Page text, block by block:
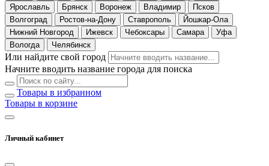
Ярославль
Брянск Воронеж Владимир
Псков
Волгоград
Ростов-на-Дону Ставрополь
Йошкар-Ола
Нижний Новгород
Ижевск Чебоксары Самара
Уфа
Вологда
Челябинск
Или найдите свой город
Начните вводить название города для поиска
Товары в избранном
Товары в корзине
Личный кабинет